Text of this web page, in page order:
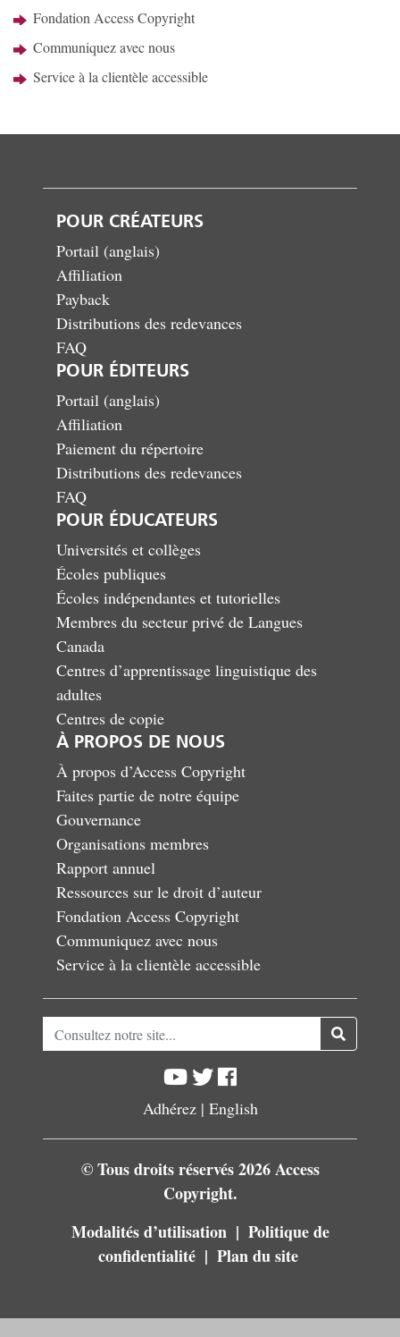
Fondation Access Copyright
Communiquez avec nous
Service à la clientèle accessible
POUR CRÉATEURS
Portail (anglais)
Affiliation
Payback
Distributions des redevances
FAQ
POUR ÉDITEURS
Portail (anglais)
Affiliation
Paiement du répertoire
Distributions des redevances
FAQ
POUR ÉDUCATEURS
Universités et collèges
Écoles publiques
Écoles indépendantes et tutorielles
Membres du secteur privé de Langues
Canada
Centres d’apprentissage linguistique des
adultes
Centres de copie
À PROPOS DE NOUS
À propos d’Access Copyright
Faites partie de notre équipe
Gouvernance
Organisations membres
Rapport annuel
Ressources sur le droit d’auteur
Fondation Access Copyright
Communiquez avec nous
Service à la clientèle accessible
Consultez notre site...
Adhérez| English
© Tous droits réservés 2026 Access
Copyright.
Modalités d’utilisation
Politique de
confidentialité
Plan du site